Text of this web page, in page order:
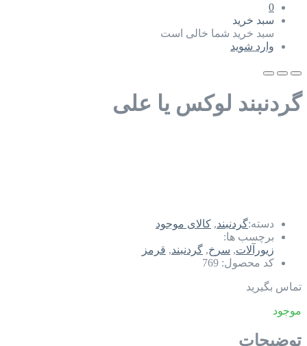
0
سبد خرید
سبد خرید شما خالی است
وارد شوید
گردنبند لوکس یا علی
دسته:گردنبند, کالای موجود
برچسب ها:
زیورآلات, سرخ, گردنبند, قرمز
کد محصول: 769
تماس بگیرید
موجود
توضیحات